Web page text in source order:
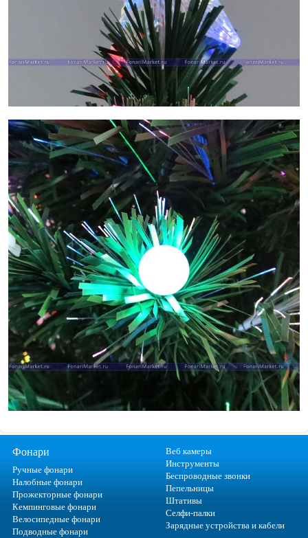
Фонари
Ручные фонари
Налобные фонари
Прожекторные фонари
Кемпинговые фонари
Велосипедные фонари
Подводные фонари
Веб камеры
Инструменты
Беспроводные звонки
Пепельницы
Штативы
Селфи-палки
Зарядные устройства и кабели